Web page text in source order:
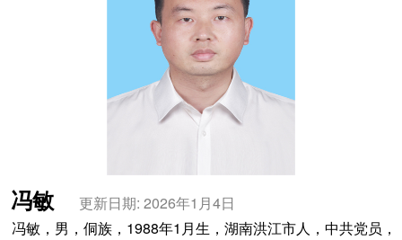
冯敏
更新日期: 2026年1月4日
冯敏，男，侗族，1988年1月生，湖南洪江市人，中共党员，